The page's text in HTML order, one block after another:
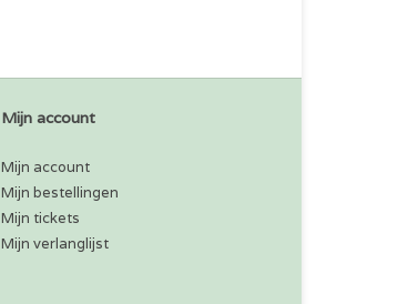
Mijn account
Mijn account
Mijn bestellingen
Mijn tickets
Mijn verlanglijst